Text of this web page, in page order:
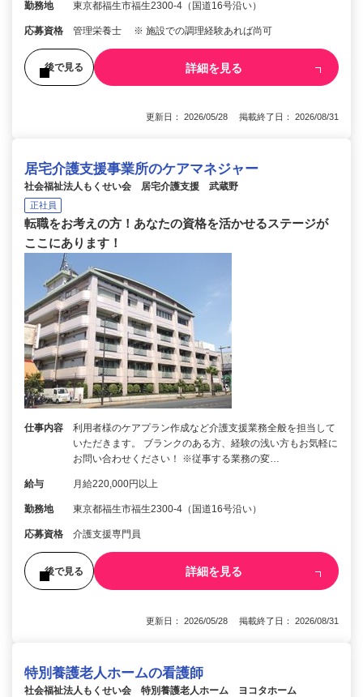
勤務地 東京都福生市福生2300-4（国道16号沿い）
応募資格 管理栄養士 ※ 施設での調理経験あれば尚可
後で見る 詳細を見る
更新日： 2026/05/28 掲載終了日： 2026/08/31
居宅介護支援事業所のケアマネジャー
社会福祉法人もくせい会 居宅介護支援 武蔵野
正社員
転職をお考えの方！あなたの資格を活かせるステージが
ここにあります！
仕事内容
利用者様のケアプラン作成など介護支援業務全般を担当して
いただきます。 ブランクのある方、経験の浅い方もお気軽に
お問い合わせください！ ※従事する業務の変…
給与 月給220,000円以上
勤務地 東京都福生市福生2300-4（国道16号沿い）
応募資格 介護支援専門員
後で見る 詳細を見る
更新日： 2026/05/28 掲載終了日： 2026/08/31
特別養護老人ホームの看護師
社会福祉法人もくせい会 特別養護老人ホーム ヨコタホーム